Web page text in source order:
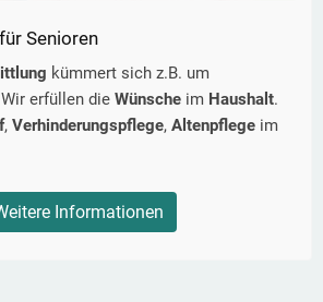
für Senioren
kümmert sich z.B. um
erfüllen die Wünsche im Haushalt.
, Verhinderungspflege, Altenpflege im
Informationen